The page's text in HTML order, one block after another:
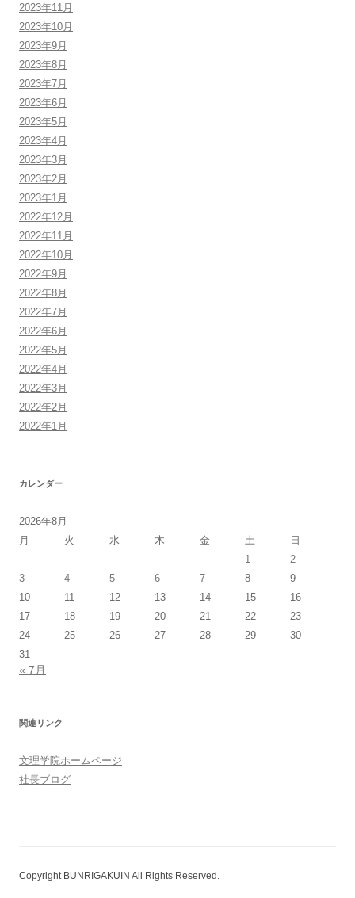
2023年11月
2023年10月
2023年9月
2023年8月
2023年7月
2023年6月
2023年5月
2023年4月
2023年3月
2023年2月
2023年1月
2022年12月
2022年11月
2022年10月
2022年9月
2022年8月
2022年7月
2022年6月
2022年5月
2022年4月
2022年3月
2022年2月
2022年1月
カレンダー
2026年8月
月
火 水 木 金 土
日
1
2
3
4 5 6 7 8
9
10
11 12 13 14 15
16
17
18 19 20 21 22
23
24
25 26 27 28 29
30
31
« 7月
関連リンク
文理学院ホームページ
社長ブログ
Copyright BUNRIGAKUIN All Rights Reserved.